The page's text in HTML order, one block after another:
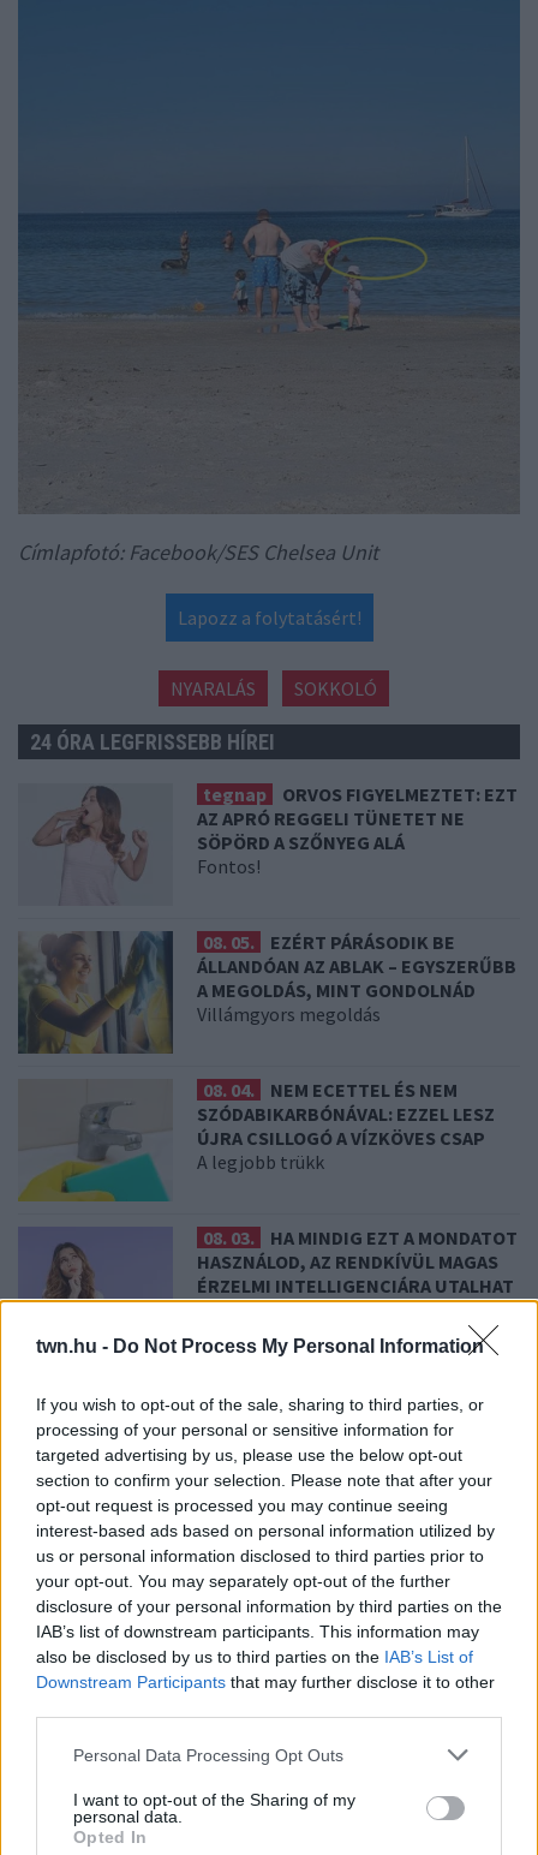
twn.hu - Do Not Process My Personal Information
If you wish to opt-out of the sale, sharing to third parties, or
processing of your personal or sensitive information for
targeted advertising by us, please use the below opt-out
section to confirm your selection. Please note that after your
opt-out request is processed you may continue seeing
interest-based ads based on personal information utilized by
us or personal information disclosed to third parties prior to
your opt-out. You may separately opt-out of the further
disclosure of your personal information by third parties on the
IAB’s list of downstream participants. This information may
also be disclosed by us to third parties on the IAB’s List of
Downstream Participants that may further disclose it to other
Please note that this website/app uses one or more Google
not limited to your visit or usage behaviour. You may click to
grant or deny consent to Google and its third-party tags to
use your data for below specified purposes in below Google
Personal Data Processing Opt Outs
I want to opt-out of the Sharing of my
personal data.
Opted In
Címlapfotó: Facebook/SES Chelsea Unit
Lapozz a folytatásért!
NYARALÁS SOKKOLÓ
24 ÓRA LEGFRISSEBB HÍREI
tegnap
ORVOS FIGYELMEZTET: EZT
AZ APRÓ REGGELI TÜNETET NE
SÖPÖRD A SZŐNYEG ALÁ
Fontos!
08. 05.
EZÉRT PÁRÁSODIK BE
ÁLLANDÓAN AZ ABLAK – EGYSZERŰBB
A MEGOLDÁS, MINT GONDOLNÁD
Villámgyors megoldás
08. 04.
NEM ECETTEL ÉS NEM
SZÓDABIKARBÓNÁVAL: EZZEL LESZ
ÚJRA CSILLOGÓ A VÍZKÖVES CSAP
A legjobb trükk
08. 03.
HA MINDIG EZT A MONDATOT
HASZNÁLOD, AZ RENDKÍVÜL MAGAS
ÉRZELMI INTELLIGENCIÁRA UTALHAT
Te szoktad?
EMIATT CSÖKKENHET A HATÁSUK
Érdemes odafigyelni rá
08. 01.
EGYRE TÖBB FIATALNÁL JELENTKEZIK EZ A
VITAMINHIÁNY – ILYEN JELEKRE FIGYELJ
Erre figyelj!
07. 31.
NEM A CITROMSAV, AZ ECET VAGY A
SZÓDABIKARBÓNA A LEGERŐSEBB: EZT HASZNÁLJÁK A
SZÁLLODÁKBAN A VÍZKŐ ELLEN
Ez a szer tényleg eltünteti a vízkövet
HAGYD A SÓT: EGY CSIPET EBBŐL A FŐZŐVÍZBE,
ÉS SOKKAL FINOMABB LESZ A FŐTT KRUMPLI
Titkos hozzávaló
24 ÓRA TOVÁBBI HÍREI